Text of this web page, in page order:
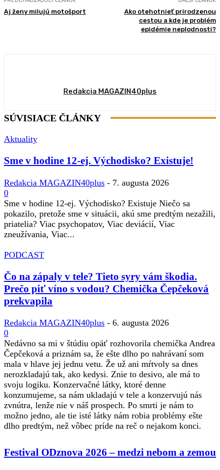
Aj ženy milujú motošport
Ako otehotnieť prirodzenou
cestou a kde je problém
epidémie neplodnosti?
Redakcia MAGAZIN40plus
SÚVISIACE ČLÁNKY
Aktuality
Sme v hodine 12-ej. Východisko? Existuje!
Redakcia MAGAZIN40plus - 7. augusta 2026
0
Sme v hodine 12-ej. Východisko? Existuje Niečo sa
pokazilo, pretože sme v situácii, akú sme predtým nezažili,
priatelia? Viac psychopatov, Viac deviácií, Viac
zneužívania, Viac...
PODCAST
Čo na zápaly v tele? Tieto syry vám škodia.
Prečo piť víno s vodou? Chemička Čepčeková
prekvapila
Redakcia MAGAZIN40plus - 6. augusta 2026
0
Nedávno sa mi v štúdiu opäť rozhovorila chemička Andrea
Čepčeková a priznám sa, že ešte dlho po nahrávaní som
mala v hlave jej jednu vetu. Že už ani mŕtvoly sa dnes
nerozkladajú tak, ako kedysi. Znie to desivo, ale má to
svoju logiku. Konzervačné látky, ktoré denne
konzumujeme, sa nám ukladajú v tele a konzervujú nás
zvnútra, lenže nie v náš prospech. Po smrti je nám to
možno jedno, ale tie isté látky nám robia problémy ešte
dlho predtým, než vôbec príde na reč o nejakom konci.
Festival ODznova 2026 – medzi nebom a zemou